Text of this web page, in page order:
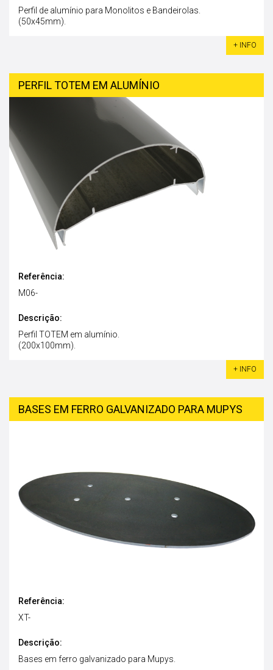
Perfil de alumínio para Monolitos e Bandeirolas.
(50x45mm).
+ INFO
PERFIL TOTEM EM ALUMÍNIO
Referência:
M06-
Descrição:
Perfil TOTEM em alumínio.
(200x100mm).
+ INFO
BASES EM FERRO GALVANIZADO PARA MUPYS
Referência:
XT-
Descrição:
Bases em ferro galvanizado para Mupys.